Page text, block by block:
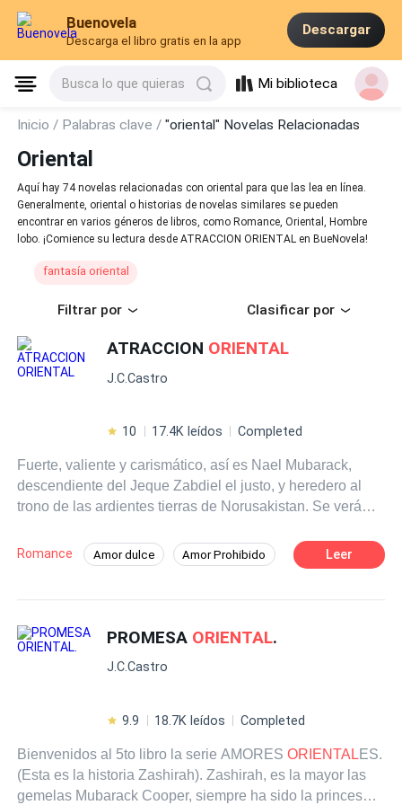
Buenovela
Descarga el libro gratis en la app
Descargar
Busca lo que quieras Mi biblioteca
Inicio / Palabras clave /"oriental" Novelas Relacionadas
Oriental
Aquí hay 74 novelas relacionadas con oriental para que las lea en línea.
Generalmente, oriental o historias de novelas similares se pueden
encontrar en varios géneros de libros, como Romance, Oriental, Hombre
lobo. ¡Comience su lectura desde ATRACCION ORIENTAL en BueNovela!
fantasía oriental
Filtrar por Clasificar por
ATRACCION ORIENTAL
J.C.Castro
10 17.4K leídos Completed
Fuerte, valiente y carismático, así es Nael Mubarack,
descendiente del Jeque Zabdiel el justo, y heredero al
trono de las ardientes tierras de Norusakistan. Se verá
corazón y el amor al pueblo.
Romance Amor dulce Amor Prohibido Leer
PROMESA ORIENTAL.
J.C.Castro
9.9 18.7K leídos Completed
Bienvenidos al 5to libro la serie AMORESORIENTAL ES.
(Esta es la historia Zashirah). Zashirah, es la mayor las
gemelas Mubarack Cooper, siempre ha sido la princesa